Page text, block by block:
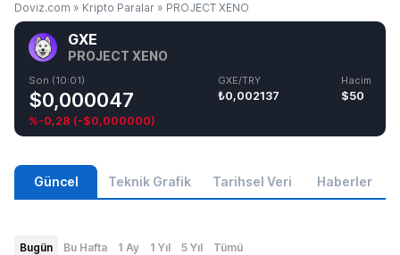
Doviz.com » Kripto Paralar » PROJECT XENO
GXE
PROJECT XENO
Son (10:01)
$0,000047
%-0,28 (-$0,000000)
GXE/TRY
₺0,002137
Hacim
$50
Güncel Teknik Grafik Tarihsel Veri Haberler
Bugün Bu Hafta 1 Ay 1 Yıl 5 Yıl Tümü